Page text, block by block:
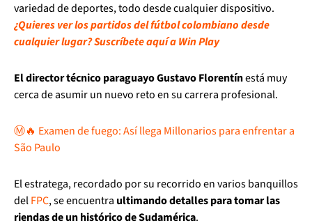
variedad de deportes, todo desde cualquier dispositivo.
¿Quieres ver los partidos del fútbol colombiano desde
cualquier lugar? Suscríbete aquí a Win Play
El director técnico paraguayo Gustavo Florentínestá muy
cerca de asumir un nuevo reto en su carrera profesional.
Ⓜ️🔥 Examen de fuego: Así llega Millonarios para enfrentar a
São Paulo
El estratega, recordado por su recorrido en varios banquillos
delFPC, se encuentra ultimando detalles para tomar las
riendas de un histórico de Sudamérica.